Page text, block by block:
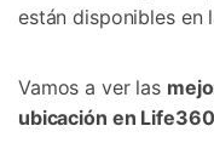
están disponibles en
Vamos a ver las
ubicación en